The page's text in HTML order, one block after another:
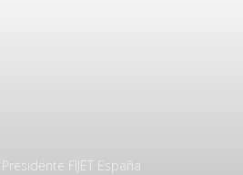
FIJET España